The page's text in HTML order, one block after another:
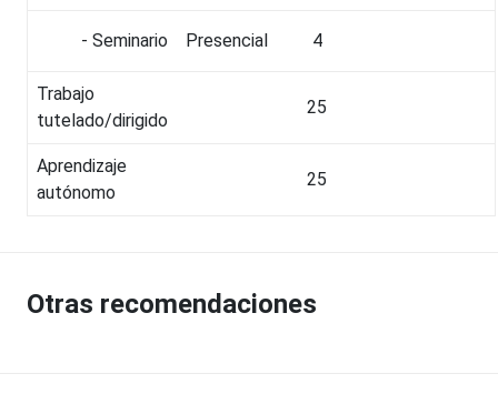
- Seminario Presencial 4
Trabajo
tutelado/dirigido
25
Aprendizaje
autónomo
25
Otras recomendaciones